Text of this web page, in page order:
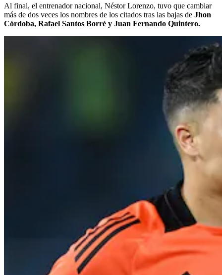
Al final, el entrenador nacional, Néstor Lorenzo, tuvo que cambiar
más de dos veces los nombres de los citados tras las bajas de Jhon
Córdoba, Rafael Santos Borré y Juan Fernando Quintero.